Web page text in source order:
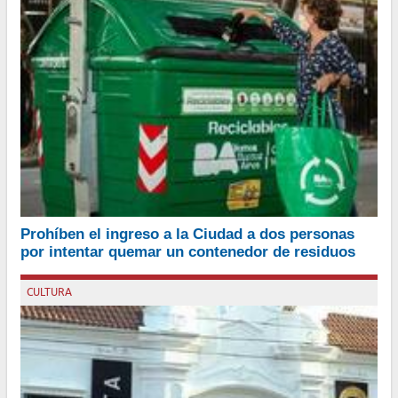
En estas actuaciones interviene la Unidad de Flagrancia /UFLA)
Este del Ministerio Público de la Ciudad
www.buenosairesinforma.com -
Prohíben el ingreso a la Ciudad a dos personas
por intentar quemar un contenedor de residuos
CULTURA